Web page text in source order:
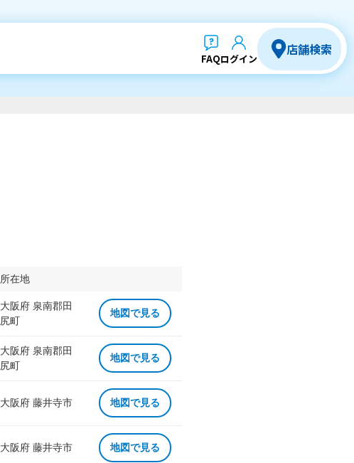
FAQログイン
店舗検索
所在地
大阪府 泉南郡田
尻町
地図で見る
大阪府 泉南郡田
尻町
地図で見る
大阪府 藤井寺市 地図で見る
大阪府 藤井寺市 地図で見る